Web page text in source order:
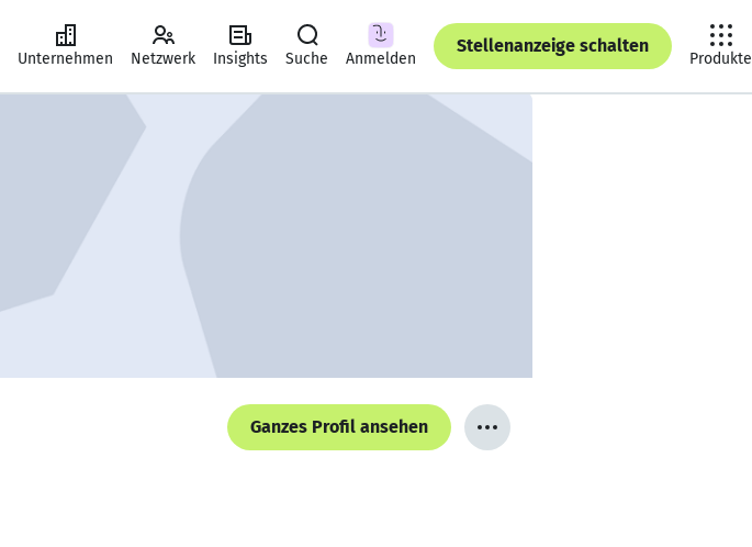
Unternehmen Netzwerk Insights Suche Anmelden
Stellenanzeige schalten
Produkte
Ganzes Profil ansehen